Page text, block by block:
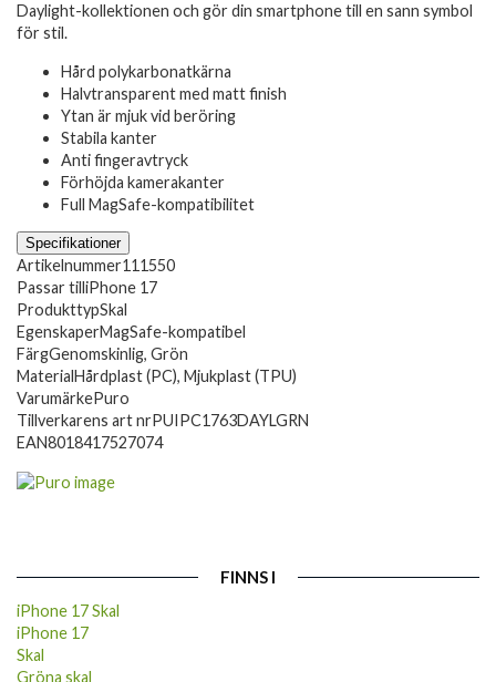
Daylight-kollektionen och gör din smartphone till en sann symbol
för stil.
Hård polykarbonatkärna
Halvtransparent med matt finish
Ytan är mjuk vid beröring
Stabila kanter
Anti fingeravtryck
Förhöjda kamerakanter
Full MagSafe-kompatibilitet
Specifikationer
Artikelnummer111550
Passar tilliPhone 17
ProdukttypSkal
EgenskaperMagSafe-kompatibel
FärgGenomskinlig, Grön
MaterialHårdplast (PC), Mjukplast (TPU)
VarumärkePuro
Tillverkarens art nrPUIPC1763DAYLGRN
EAN8018417527074
FINNS I
iPhone 17 Skal
iPhone 17
Skal
Gröna skal